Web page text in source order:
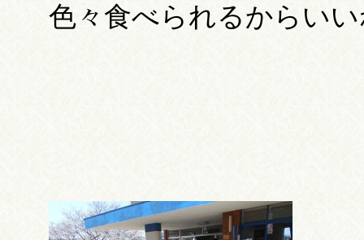
色々食べられるからい